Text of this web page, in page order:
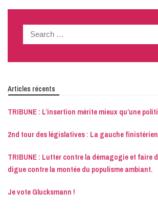
Search
for:
Articles récents
TRIBUNE : L’insertion mérite mieux qu’une
2nd tour des législatives : La gauche
TRIBUNE : Lutter contre la démagogie et faire
digue contre la montée du populisme ambiant.
Je vote Glucksmann !